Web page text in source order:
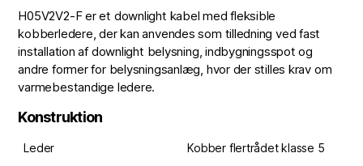
H05V2V2-F er et downlight kabel med fleksible
kobberledere, der kan anvendes som tilledning ved fast
installation af downlight belysning, indbygningsspot og
andre former for belysningsanlæg, hvor der stilles krav om
varmebestandige ledere.
Konstruktion
Leder
Kobber flertrådet klasse 5